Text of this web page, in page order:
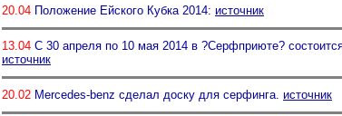
20.04 Положение Ейского Кубка 2014: источник
13.04 С 30 апреля по 10 мая 2014 в ?Серфприюте?
источник
20.02 Mercedes-benz сделал доску для серфинга. источник